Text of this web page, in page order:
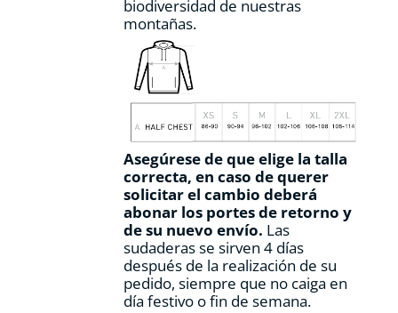
biodiversidad de nuestras
montañas.
Asegúrese de que elige la talla
correcta, en caso de querer
solicitar el cambio deberá
abonar los portes de retorno y
de su nuevo envío. Las
sudaderas se sirven 4 días
después de la realización de su
pedido, siempre que no caiga en
día festivo o fin de semana.